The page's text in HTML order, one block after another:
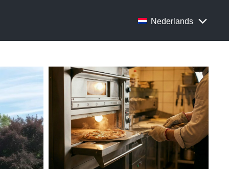
Nederlands